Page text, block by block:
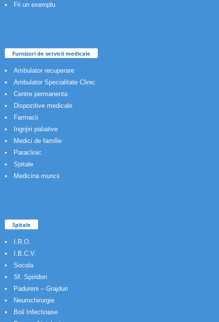
Fii un exemplu
Furnizori de servicii medicale
Ambulator recuperare
Ambulator Specialitate Clinic
Centre permanenta
Dispozitive medicale
Farmacii
Ingrijiri paliative
Medici de familie
Paraclinic
Spitale
Medicina muncii
Spitale
I.R.O.
I.B.C.V.
Socola
Sf. Spiridon
Padureni – Grajduri
Neurochirurgie
Boli Infectioase